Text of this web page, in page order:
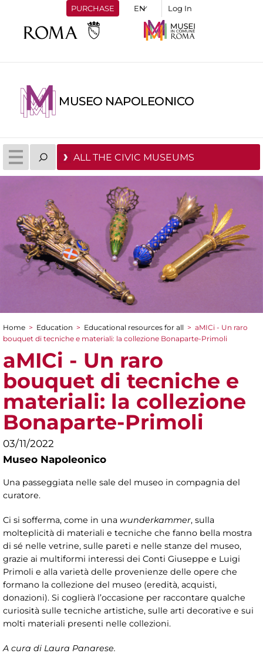
PURCHASE Log In
MUSEO NAPOLEONICO
ALL THE CIVIC MUSEUMS
You are here
Home > Education > Educational resources for all > aMICi - Un raro
bouquet di tecniche e materiali: la collezione Bonaparte-Primoli
aMICi - Un raro
bouquet di tecniche e
materiali: la collezione
Bonaparte-Primoli
03/11/2022
Museo Napoleonico
Una passeggiata nelle sale del museo in compagnia del
curatore.
Ci si sofferma, come in una wunderkammer, sulla
molteplicità di materiali e tecniche che fanno bella mostra
di sé nelle vetrine, sulle pareti e nelle stanze del museo,
grazie ai multiformi interessi dei Conti Giuseppe e Luigi
Primoli e alla varietà delle provenienze delle opere che
formano la collezione del museo (eredità, acquisti,
donazioni). Si coglierà l’occasione per raccontare qualche
curiosità sulle tecniche artistiche, sulle arti decorative e sui
molti materiali presenti nelle collezioni.
A cura di Laura Panarese.